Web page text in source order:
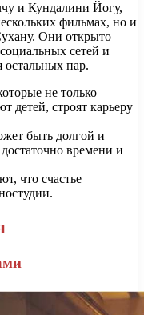
и Кундалини Йогу,
фильмах, но и
Они открыто
сетей и
пар.
не только
детей, строят карьеру
быть долгой и
времени и
что счастье